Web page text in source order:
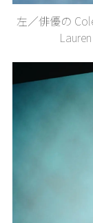
左／俳優の